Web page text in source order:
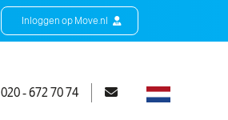
Inloggen op Move.nl
020 - 672 70 74